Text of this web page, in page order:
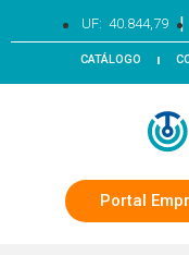
UF: 40.844,79 |
CATÁLOGO
Portal